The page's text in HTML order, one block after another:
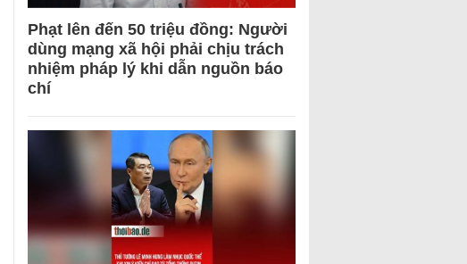
Phạt lên đến 50 triệu đồng: Người
dùng mạng xã hội phải chịu trách
nhiệm pháp lý khi dẫn nguồn báo
chí